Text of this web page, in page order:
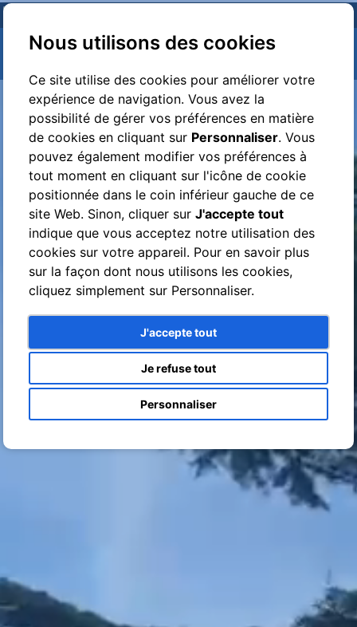
Nous utilisons des cookies
Ce site utilise des cookies pour améliorer votre
expérience de navigation. Vous avez la
possibilité de gérer vos préférences en matière
de cookies en cliquant sur Personnaliser. Vous
pouvez également modifier vos préférences à
tout moment en cliquant sur l'icône de cookie
positionnée dans le coin inférieur gauche de ce
site Web. Sinon, cliquer surJ'accepte tout
indique que vous acceptez notre utilisation des
cookies sur votre appareil. Pour en savoir plus
sur la façon dont nous utilisons les cookies,
cliquez simplement sur Personnaliser.
J'accepte tout
Je refuse tout
Personnaliser
VESPA TOURS